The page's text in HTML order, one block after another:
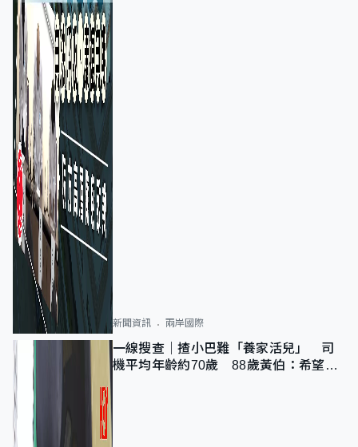
新聞資訊 兩岸國際
一線搜查｜揸小巴難「養家活兒」 司
機平均年齡約70歲 88歲黃伯：希望一